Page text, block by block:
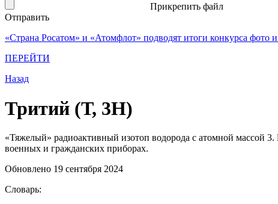
Прикрепить файл
Отправить
«Страна Росатом» и «Атомфлот» подводят итоги конкурса
ПЕРЕЙТИ
Назад
Тритий (Т, 3Н)
«Тяжелый» радиоактивный изотоп водорода с атомной массой 3.
военных и гражданских приборах.
Обновлено 19 сентября 2024
Словарь: